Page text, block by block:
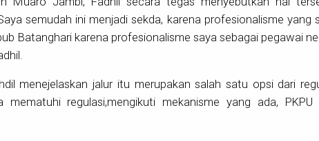
semudah ini menjadi sekda, karena profesionalisme yang
Batanghari karena profesionalisme saya sebagai pegawai
menejelaskan jalur itu merupakan salah satu opsi dari
mematuhi regulasi,mengikuti mekanisme yang ada, PKPU